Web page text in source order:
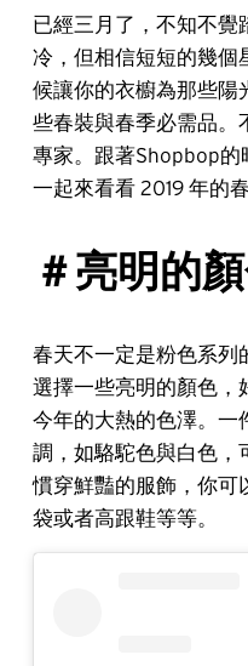
已經三月了，不知不覺
冷，但相信短短的幾個
候讓你的衣櫥為那些陽
些春裝與春季必需品。
專家。跟著Shopbop的
一起來看看 2019 年的
＃亮明的
春天不一定是粉色系列
選擇一些亮明的顏色，
今年的大熱的色澤。一
調，如駱駝色與白色，
慣穿鮮豔的服飾，你可
袋或者高跟鞋等等。